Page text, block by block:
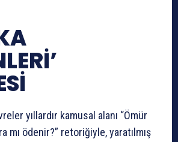
yıllardır kamusal alanı “Ömür
mı ödenir?” retoriğiyle, yaratılmış